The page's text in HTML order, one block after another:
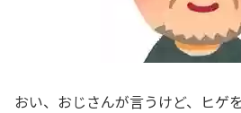
おい、おじさんが言うけど、ヒゲ